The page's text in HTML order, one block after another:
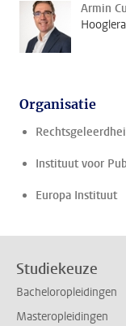
Armin
Organisatie
Instituut voor
Europa Instituut
Studiekeuze
Bacheloropleidingen
Masteropleidingen